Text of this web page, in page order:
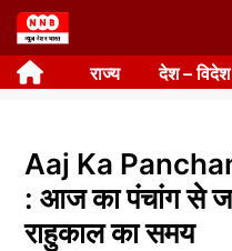
Skip
to
content राज्य देश – विदेश
Aaj Ka
: आज का पंचांग से
राहुकाल का समय